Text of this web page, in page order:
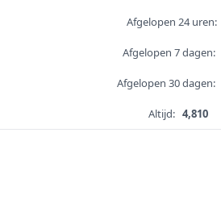
Afgelopen 24 uren:
Afgelopen 7 dagen:
Afgelopen 30 dagen:
Altijd: 4,810